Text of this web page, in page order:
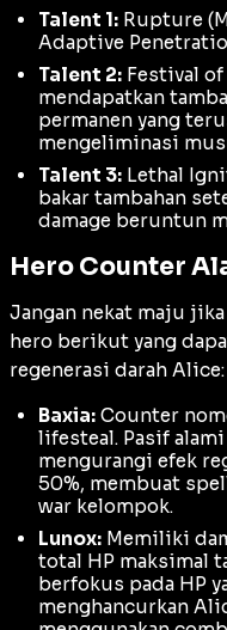
Talent 1: Rupture
Adaptive
Talent 2: Festival
mendapatkan
permanen yang
mengeliminasi
Talent 3: Lethal
bakar tambahan
damage beruntun
Hero Counter
Jangan nekat maju
hero berikut yang
regenerasi darah Alice:
Baxia: Counter
lifesteal. Pasif
mengurangi efek
50%, membuat
war kelompok.
Lunox: Memiliki
total HP maksimal
berfokus pada HP
menghancurkan